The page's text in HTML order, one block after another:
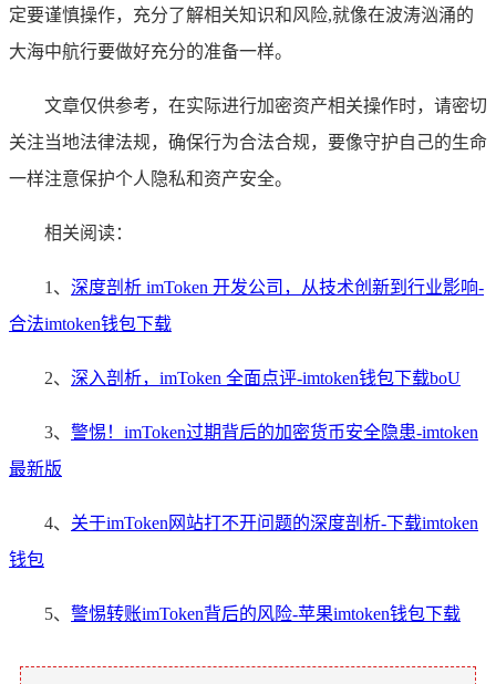
定要谨慎操作，充分了解相关知识和风险,就像在波涛汹涌的
大海中航行要做好充分的准备一样。
文章仅供参考，在实际进行加密资产相关操作时，请密切
关注当地法律法规，确保行为合法合规，要像守护自己的生命
一样注意保护个人隐私和资产安全。
相关阅读：
1、 深度剖析 imToken 开发公司，从技术创新到行业影响-
合法imtoken钱包下载
2、 深入剖析，imToken 全面点评-imtoken钱包下载boU
3、 警惕！imToken过期背后的加密货币安全隐患-imtoken
最新版
4、 关于imToken网站打不开问题的深度剖析-下载imtoken
钱包
5、 警惕转账imToken背后的风险-苹果imtoken钱包下载